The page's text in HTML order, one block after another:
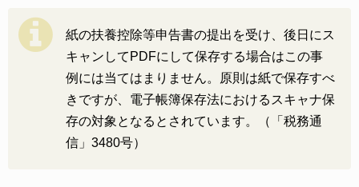
紙の扶養控除等申告書の提出を受け、後日にス
キャンしてPDFにして保存する場合はこの事
例には当てはまりません。原則は紙で保存すべ
きですが、電子帳簿保存法におけるスキャナ保
存の対象となるとされています。（「税務通
信」3480号）